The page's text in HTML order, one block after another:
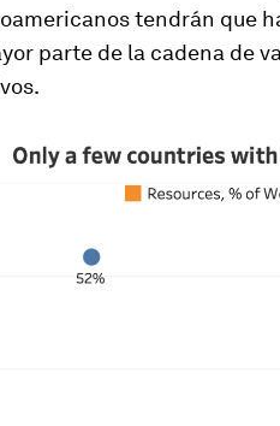
tendrán que
parte de la cadena de